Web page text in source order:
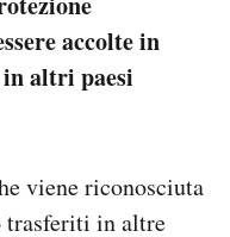
accolte in
altri paesi
viene riconosciuta
trasferiti in altre